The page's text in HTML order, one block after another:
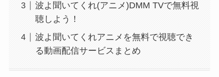
波よ聞いてくれ(アニメ)DMM TVで無料視
聴しよう！
波よ聞いてくれアニメを無料で視聴でき
る動画配信サービスまとめ